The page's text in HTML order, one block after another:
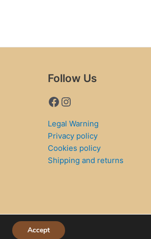
Follow Us
Legal Warning
Privacy policy
Cookies policy
Shipping and returns
Accept